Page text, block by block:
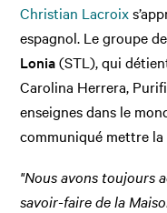
Christian Lacroix
espagnol. Le groupe
Lonia(STL), qui
Carolina Herrera,
enseignes dans le
communiqué mettre
"Nous avons toujours
savoir-faire de la